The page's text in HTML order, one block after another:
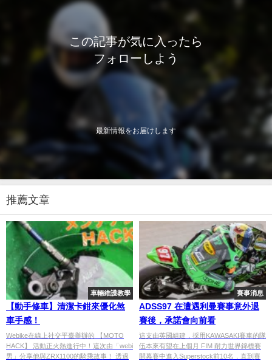
この記事が気に入ったら
フォローしよう
最新情報をお届けします
推薦文章
車輛維護教學
【動手修車】清潔卡鉗來優化煞
車手感！
Webike在線上社交平臺舉辦的 【MOTO
HACK】 活動正火熱進行中！這次由「webi
男」分享他與ZRX1100的騎乘故事！ 透過
賽事消息
ADSS97 在遭遇利曼賽事意外退
賽後，承諾會向前看
這支由英國組建，採用KAWASAKI賽車的隊
伍本來有望在上個月 FIM 耐力世界錦標賽
開幕賽中進入Superstock前10名，直到賽